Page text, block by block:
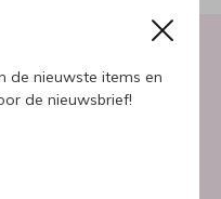
de nieuwste items en
de nieuwsbrief!
onze